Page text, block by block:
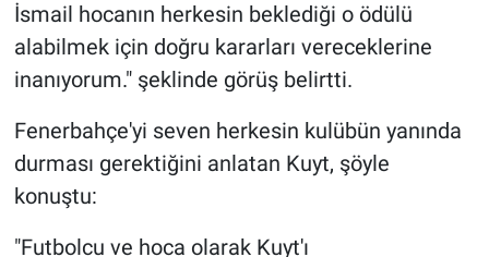
İsmail hocanın herkesin beklediği o ödülü
alabilmek için doğru kararları vereceklerine
inanıyorum." şeklinde görüş belirtti.
Fenerbahçe'yi seven herkesin kulübün yanında
durması gerektiğini anlatan Kuyt, şöyle
konuştu:
"Futbolcu ve hoca olarak Kuyt'ı